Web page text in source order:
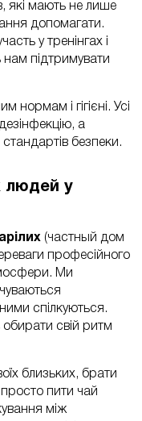
які мають не лише
допомагати.
у тренінгах і
підтримувати
нормам і гігієні. Усі
а
безпеки.
людей у
(частный дом
професійного
Ми
спілкуються.
свій ритм
близьких, брати
пити чай
між